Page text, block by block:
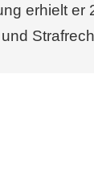
erhielt er